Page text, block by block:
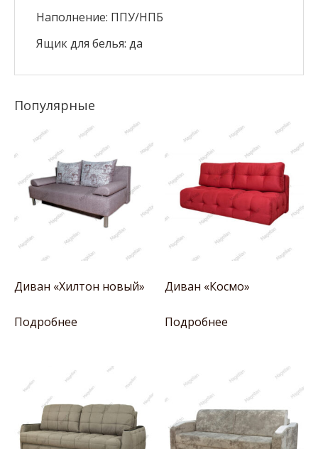
Наполнение: ППУ/НПБ
Ящик для белья: да
Популярные
Диван «Хилтон новый»
Подробнее
Диван «Космо»
Подробнее